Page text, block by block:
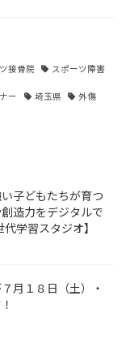
接骨院
スポーツ障害
ー
埼玉県
外傷
子どもたちが育つ
造力をデジタルで
学習スタジオ】
月１８日（土）・